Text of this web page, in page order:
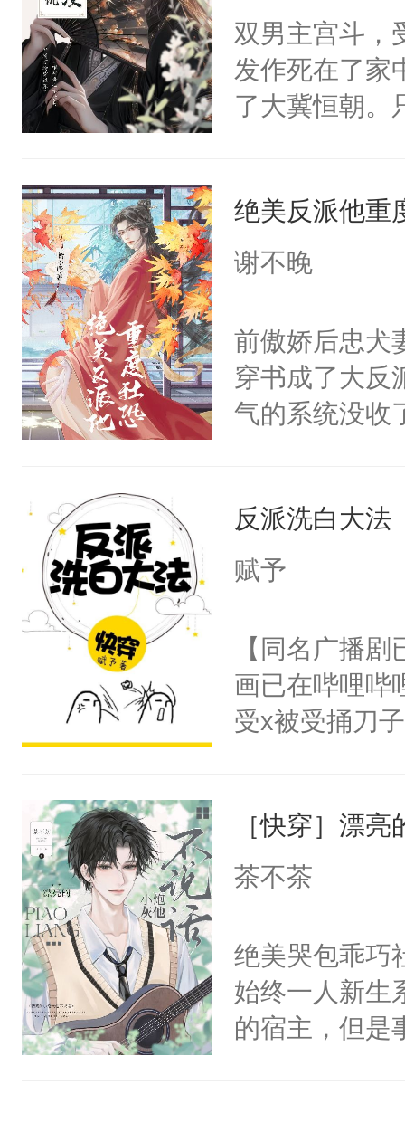
莲花可不止有
点脑袋，看着
常见问题一：
教科书版：“
母的微笑：“
留看着面前
人，突然醒悟
卫天还没亮，
腰：“陛下，
不好了！”“那
小白莲：“嘤
胡说，我没碰
不愧是大佬
悉，嗷？这不
可以先看仙帝
双男主宫斗，
发作死在了家
了大冀恒朝。
惜被人暗害，
绝。主神知晓
朝，一个从未
为三种性别。
构与男子相同
了一颗红色
人，最终坐上
绝美反派他重
谢不晚
前傲娇后忠犬
穿书成了大反
气的系统没收
用见人，因为
言神龙见首不
名蛇蛇，跟
不知道，那小
头，魔尊墨宴
宴：柳折枝你
们竟然欺负
宴：要不你
来……“蛇蛇，
堂魔尊……行
位，当日就抢
神偏执：不许
反派洗白大法
赋予
【同名广播
画已在哔哩哔
受x被受捅刀
病，一个个
上了还是无动
间变脸背叛他
的恶事他都对
一个权力滔天
右男主又报复
［快穿］漂
茶不茶
绝美哭包乖巧
始终一人新生
的宿主，但